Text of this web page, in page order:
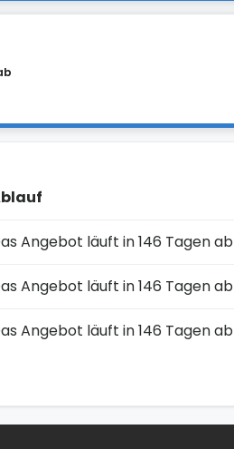
Angebot läuft in 146 Tagen ab
Angebot läuft in 146 Tagen ab
Angebot läuft in 146 Tagen ab